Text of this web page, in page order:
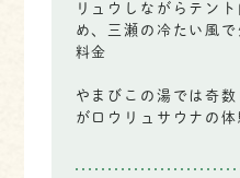
リュウしながらテン
め、三瀬の冷たい風
料金
やまびこの湯では奇
がロウリュサウナの体